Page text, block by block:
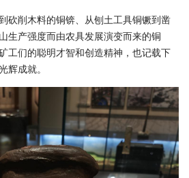
砍削木料的铜锛、从刨土工具铜镢到凿
生产强度而由农具发展演变而来的铜
工们的聪明才智和创造精神，也记载下
辉成就。